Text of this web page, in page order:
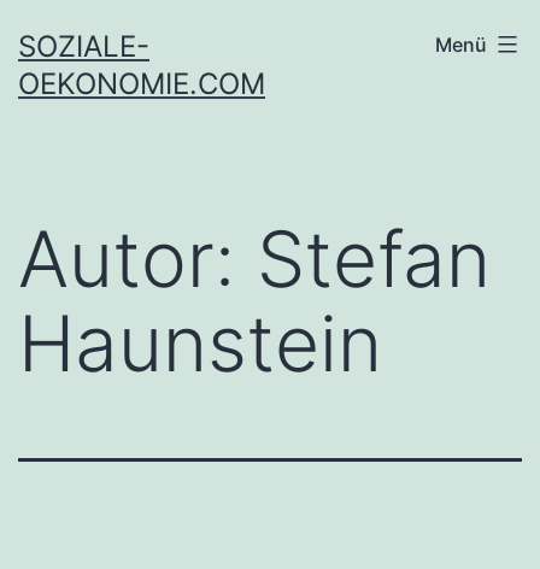
Inhalt
springen
SOZIALE-
OEKONOMIE.COM
Menü
Autor: Stefan
Haunstein